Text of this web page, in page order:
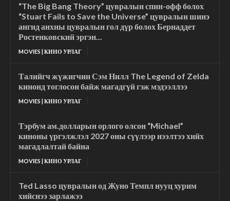
“The Big Bang Theory” цувралын спин-офф болох
“Stuart Fails to Save the Universe” цувралын шинэ
ангид анхны цувралын гол дүр болох Бернаддет
Ростенковский эргэн...
MOVIES | КИНО УРЛАГ
Талийгч жүжигчин Сэм Нилл The Legend of Zelda
кинонд тоглосон байж магадгүй гэж мэдээллээ
MOVIES | КИНО УРЛАГ
Тэрбум ам.долларын орлого олсон “Michael”
киноны үргэлжлэл 2027 оны сүүлээр нээлтээ хийх
магадлалтай байна
MOVIES | КИНО УРЛАГ
Ted Lasso цувралын од Жуно Темпл нууц хурим
хийснээ зарлажээ